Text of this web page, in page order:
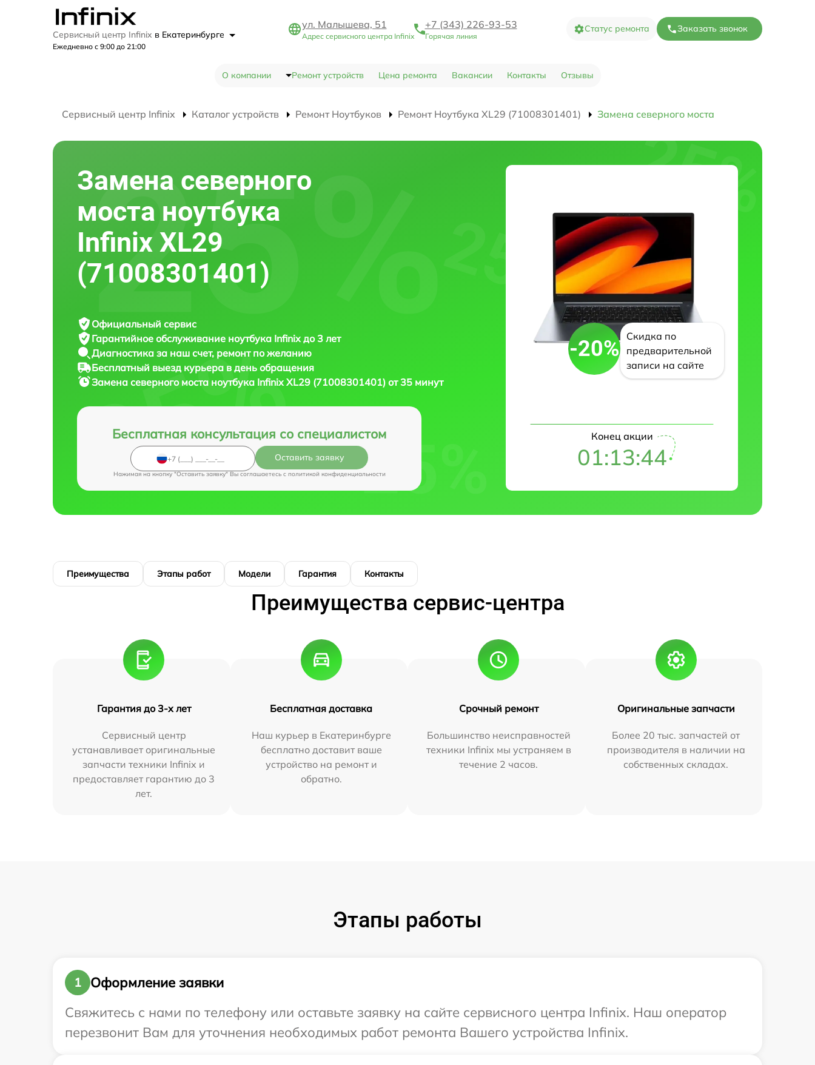
Сервисный центр Infinix в Екатеринбурге
Ежедневно с 9:00 до 21:00
ул. Малышева, 51
Адрес сервисного центра Infinix
+7 (343) 226-93-53
Горячая линия
Статус ремонта Заказать звонок
О компании Ремонт устройств Цена ремонта Вакансии Контакты Отзывы
Сервисный центр Infinix Каталог устройств Ремонт Ноутбуков Ремонт Ноутбука XL29 (71008301401) Замена северного моста
Замена северного
моста ноутбука
Infinix XL29
(71008301401)
Официальный сервис
Гарантийное обслуживание ноутбука Infinix до 3 лет
Диагностика за наш счет, ремонт по желанию
Бесплатный выезд курьера в день обращения
Замена северного моста ноутбука Infinix XL29 (71008301401) от 35 минут
Бесплатная консультация со специалистом
Оставить заявку
Нажимая на кнопку "Оставить заявку" Вы соглашаетесь c политикой конфиденциальности
-20%
Скидка по
предварительной
записи на сайте
Конец акции
01:13:43
Преимущества Этапы работ Модели Гарантия Контакты
Преимущества сервис-центра
Гарантия до 3-х лет
Сервисный центр
устанавливает оригинальные
запчасти техники Infinix и
предоставляет гарантию до 3
лет.
Бесплатная доставка
Наш курьер в Екатеринбурге
бесплатно доставит ваше
устройство на ремонт и
обратно.
Срочный ремонт
Большинство неисправностей
техники Infinix мы устраняем в
течение 2 часов.
Оригинальные запчасти
Более 20 тыс. запчастей от
производителя в наличии на
собственных складах.
Этапы работы
1
Оформление заявки
Свяжитесь с нами по телефону или оставьте заявку на сайте сервисного центра Infinix. Наш оператор
перезвонит Вам для уточнения необходимых работ ремонта Вашего устройства Infinix.